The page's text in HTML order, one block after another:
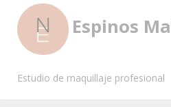
Espinos
Estudio de maquillaje profesional